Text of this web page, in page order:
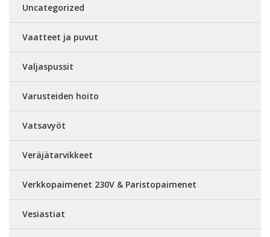
Uncategorized
Vaatteet ja puvut
Valjaspussit
Varusteiden hoito
Vatsavyöt
Veräjätarvikkeet
Verkkopaimenet 230V & Paristopaimenet
Vesiastiat